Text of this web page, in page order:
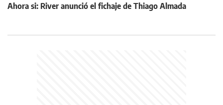
Ahora si: River anunció el fichaje de Thiago Almada